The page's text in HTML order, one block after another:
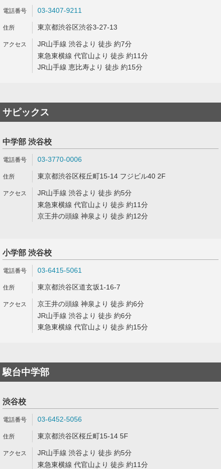
03-3407-9211
東京都渋谷区渋谷3-27-13
JR山手線 渋谷より 徒歩 約7分
東急東横線 代官山より 徒歩 約11分
JR山手線 恵比寿より 徒歩 約15分
サピックス
中学部 渋谷校
03-3770-0006
東京都渋谷区桜丘町15-14 フジビル40 2F
JR山手線 渋谷より 徒歩 約5分
東急東横線 代官山より 徒歩 約11分
京王井の頭線 神泉より 徒歩 約12分
小学部 渋谷校
03-6415-5061
東京都渋谷区道玄坂1-16-7
京王井の頭線 神泉より 徒歩 約6分
JR山手線 渋谷より 徒歩 約6分
東急東横線 代官山より 徒歩 約15分
駿台中学部
渋谷校
03-6452-5056
東京都渋谷区桜丘町15-14 5F
JR山手線 渋谷より 徒歩 約5分
東急東横線 代官山より 徒歩 約11分